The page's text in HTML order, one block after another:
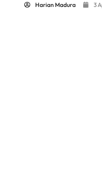
Harian Madura 3